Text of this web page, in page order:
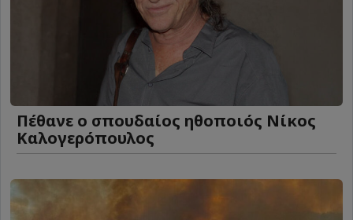
Πέθανε ο σπουδαίος ηθοποιός Νίκος
Καλογερόπουλος